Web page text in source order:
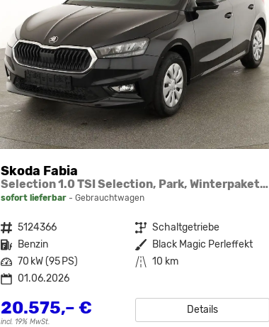
Skoda Fabia
Selection 1.0 TSI Selection, Park, Winterpaket, SmartLink, 4 J.-Garantie
sofort lieferbar Gebrauchtwagen
Fahrzeugnr. 5124366 Getriebe Schaltgetriebe
Kraftstoff Benzin Außenfarbe Black Magic Perleffekt
Leistung 70 kW (95 PS) Kilometerstand 10 km
01.06.2026
20.575,– €
incl. 19% MwSt.
Details